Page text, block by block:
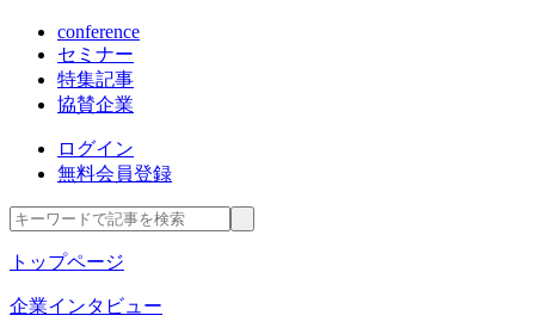
conference
セミナー
特集記事
協賛企業
ログイン
無料会員登録
トップページ
企業インタビュー